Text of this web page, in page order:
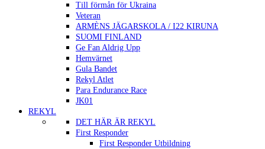
Till förmån för Ukraina
Veteran
ARMÈNS JÄGARSKOLA / I22 KIRUNA
SUOMI FINLAND
Ge Fan Aldrig Upp
Hemvärnet
Gula Bandet
Rekyl Atlet
Para Endurance Race
JK01
REKYL
DET HÄR ÄR REKYL
First Responder
First Responder Utbildning